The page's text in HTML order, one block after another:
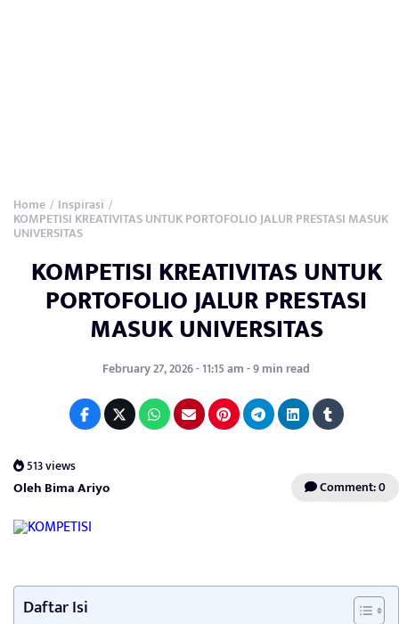
Home / Inspirasi /
KOMPETISI KREATIVITAS UNTUK PORTOFOLIO JALUR PRESTASI MASUK
UNIVERSITAS
KOMPETISI KREATIVITAS UNTUK
PORTOFOLIO JALUR PRESTASI
MASUK UNIVERSITAS
February 27, 2026 - 11:15 am - 9 min read
513 views
Oleh Bima Ariyo Comment: 0
Daftar Isi